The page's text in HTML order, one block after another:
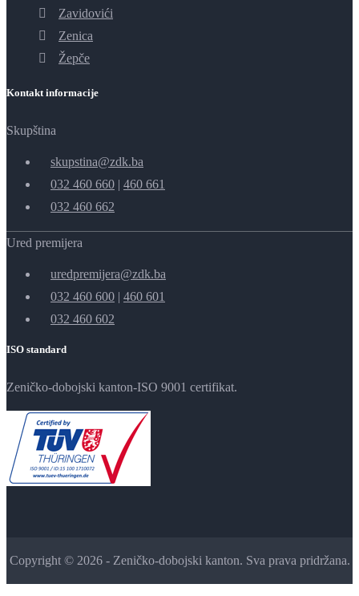
Zavidovići
Zenica
Žepče
Kontakt informacije
Skupština
skupstina@zdk.ba
032 460 660 | 460 661
032 460 662
Ured premijera
uredpremijera@zdk.ba
032 460 600 | 460 601
032 460 602
ISO standard
Zeničko-dobojski kanton-ISO 9001 certifikat.
Copyright © 2026 - Zeničko-dobojski kanton. Sva prava pridržana.